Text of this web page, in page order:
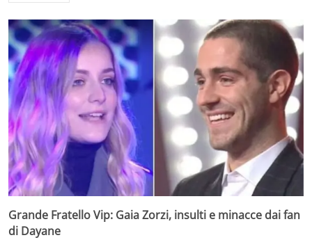
Grande Fratello Vip: Gaia Zorzi, insulti e minacce dai fan
di Dayane